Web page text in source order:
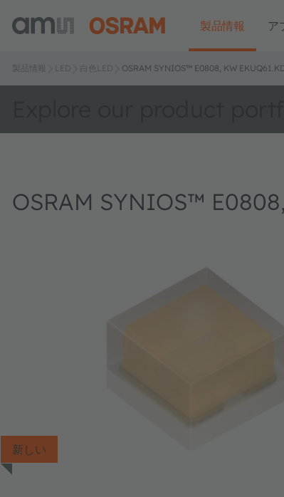
製品情報 ア
製品情報 LED 白色LED OSRAM SYNIOS™ E0808, KW
OSRAM SYNIOS™
新しい